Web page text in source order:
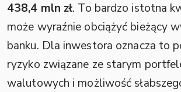
438,4 mln zł. To bardzo istotna
może wyraźnie obciążyć bieżący
banku. Dla inwestora oznacza to
ryzyko związane ze starym
walutowych i możliwość